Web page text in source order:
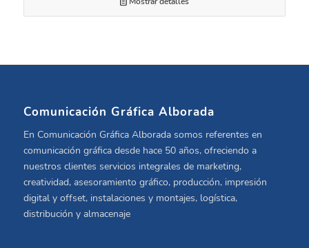
Comunicación Gráfica Alborada
En Comunicación Gráfica Alborada somos referentes en
comunicación gráfica desde hace 50 años, ofreciendo a
nuestros clientes servicios integrales de marketing,
creatividad, asesoramiento gráfico, producción, impresión
digital y offset, instalaciones y montajes, logística,
distribución y almacenaje